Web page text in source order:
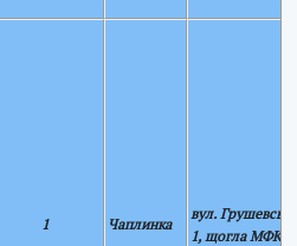
1 Чаплинка
вул.
1, щогла